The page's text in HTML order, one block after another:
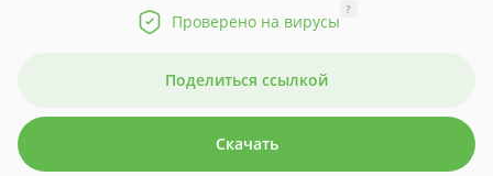
Проверено на вирусы
?
Поделиться ссылкой
Скачать